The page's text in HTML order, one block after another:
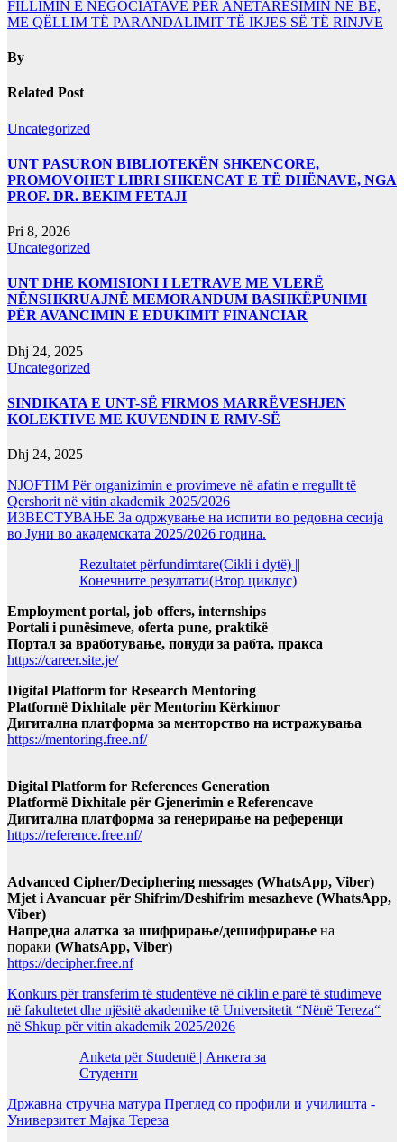
FILLIMIN E NEGOCIATAVE PËR ANËTARËSIMIN NË BE,
ME QËLLIM TË PARANDALIMIT TË IKJES SË TË RINJVE
By
Related Post
Uncategorized
UNT PASURON BIBLIOTEKËN SHKENCORE,
PROMOVOHET LIBRI SHKENCAT E TË DHËNAVE, NGA
PROF. DR. BEKIM FETAJI
Pri 8, 2026
Uncategorized
UNT DHE KOMISIONI I LETRAVE ME VLERË
NËNSHKRUAJNË MEMORANDUM BASHKËPUNIMI
PËR AVANCIMIN E EDUKIMIT FINANCIAR
Dhj 24, 2025
Uncategorized
SINDIKATA E UNT-SË FIRMOS MARRËVESHJEN
KOLEKTIVE ME KUVENDIN E RMV-SË
Dhj 24, 2025
NJOFTIM Për organizimin e provimeve në afatin e rregullt të
Qershorit në vitin akademik 2025/2026
ИЗВЕСТУВАЊЕ За одржување на испити во редовна сесија
во Јуни во академската 2025/2026 година.
Rezultatet përfundimtare(Cikli i dytë) ||
Конечните резултати(Втор циклус)
Employment portal, job offers, internships
Portali i punësimeve, oferta pune, praktikë
Портал за вработување, понуди за рабта, пракса
https://career.site.je/
Digital Platform for Research Mentoring
Platformë Dixhitale për Mentorim Kërkimor
Дигитална платформа за менторство на истражувања
https://mentoring.free.nf/
Digital Platform for References Generation
Platformë Dixhitale për Gjenerimin e Referencave
Дигитална платформа за генерирање на референци
https://reference.free.nf/
Advanced Cipher/Deciphering messages (WhatsApp, Viber)
Mjet i Avancuar për Shifrim/Deshifrim mesazheve (WhatsApp,
Viber)
Напредна алатка за шифрирање/дешифрирање на
пораки (WhatsApp, Viber)
https://decipher.free.nf
Konkurs për transferim të studentëve në ciklin e parë të studimeve
në fakultetet dhe njësitë akademike të Universitetit “Nënë Tereza“
në Shkup për vitin akademik 2025/2026
Anketa për Studentë | Анкета за
Студенти
Државна стручна матура Преглед со профили и училишта -
Универзитет Мајка Тереза